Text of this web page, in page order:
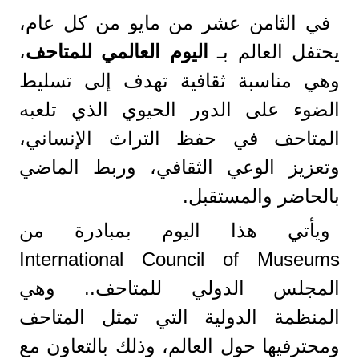
في الثامن عشر من مايو من كل عام،
يحتفل العالم بـاليوم العالمي للمتاحف،
وهي مناسبة ثقافية تهدف إلى تسليط
الضوء على الدور الحيوي الذي تلعبه
المتاحف في حفظ التراث الإنساني،
وتعزيز الوعي الثقافي، وربط الماضي
بالحاضر والمستقبل.
ويأتي هذا اليوم بمبادرة من
International Council of Museums
المجلس الدولي للمتاحف.. وهي
المنظمة الدولية التي تمثل المتاحف
ومحترفيها حول العالم، وذلك بالتعاون مع